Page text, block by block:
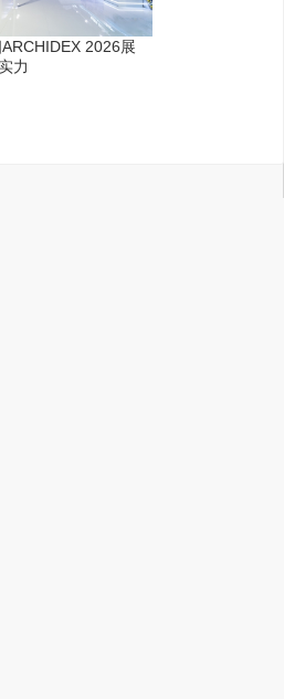
2026展
力